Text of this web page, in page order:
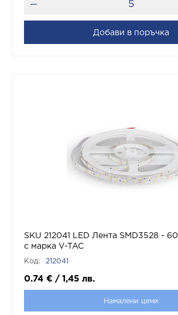
Добави в поръчка
SKU 212041 LED Лента SMD3528 -
с марка V-TAC
Код: 212041
0.74 € / 1,45 лв.
Намалени цени